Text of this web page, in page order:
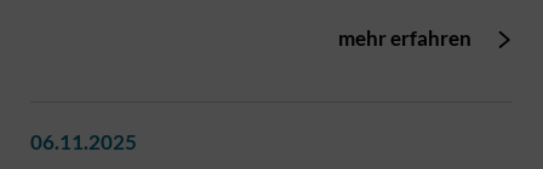
mehr erfahren
06.11.2025